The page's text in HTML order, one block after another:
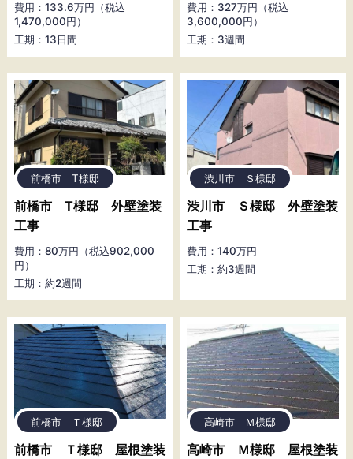
費用：133.6万円（税込
1,470,000円）
工期：13日間
費用：327万円（税込
3,600,000円）
工期：3週間
前橋市 T様邸
前橋市 T様邸 外壁塗装
工事
費用：80万円（税込902,000
円）
工期：約2週間
渋川市 Ｓ様邸
渋川市 Ｓ様邸 外壁塗装
工事
費用：140万円
工期：約3週間
前橋市 Ｔ様邸
前橋市 Ｔ様邸 屋根塗装
高崎市 Ｍ様邸
高崎市 Ｍ様邸 屋根塗装